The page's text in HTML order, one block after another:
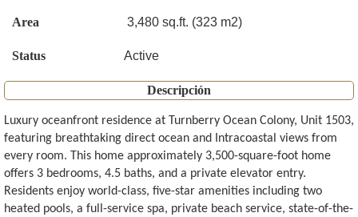
Area 3,480 sq.ft. (323 m2)
Status Active
Descripción
Luxury oceanfront residence at Turnberry Ocean Colony, Unit 1503,
featuring breathtaking direct ocean and Intracoastal views from
every room. This home approximately 3,500-square-foot home
offers 3 bedrooms, 4.5 baths, and a private elevator entry.
Residents enjoy world-class, five-star amenities including two
heated pools, a full-service spa, private beach service, state-of-the-